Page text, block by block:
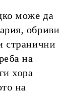
може да
обриви
странични
на
хора
на